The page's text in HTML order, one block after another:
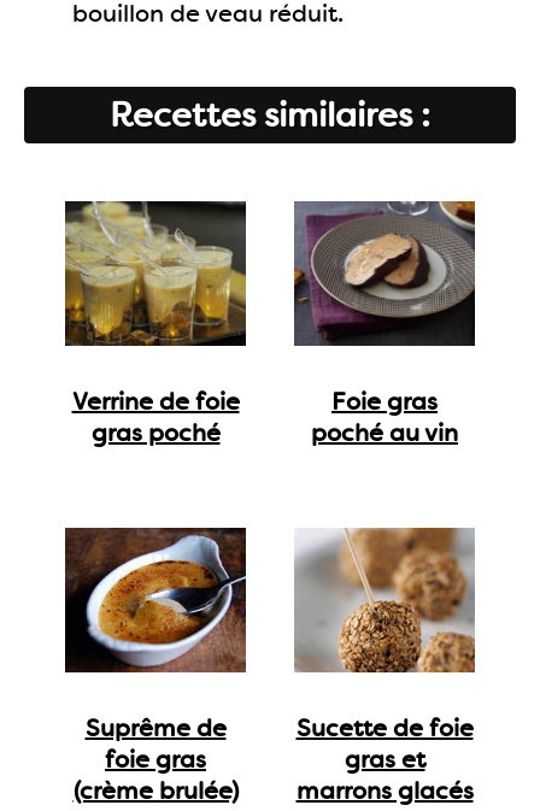
bouillon de veau réduit.
Recettes similaires :
Verrine de foie
gras poché
Foie gras
poché au vin
Suprême de
foie gras
(crème brulée)
Sucette de foie
gras et
marrons glacés